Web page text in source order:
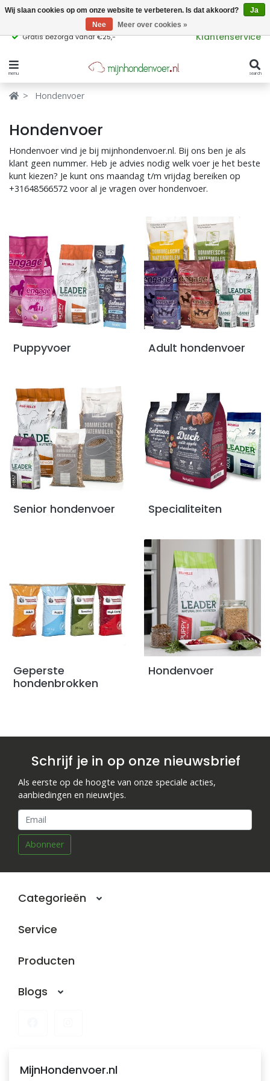
Gratis bezorgd vanaf €25,- Klantenservice
menu search
Verbergen
Hondenvoer
Kattenvoer
Snacks
Ingrediënten
Blogs
Advies
Inloggen
Verbergen
Populaire
glutenvrij hondenvoer graanvrij hondenvoer
Hondenvoer
Hondenvoer
Hondenvoer vind je bij mijnhondenvoer.nl. Bij ons ben je als
klant geen nummer. Heb je advies nodig welk voer je het beste
kunt kiezen? Je kunt ons maandag t/m vrijdag bereiken op
+31648566572 voor al je vragen over hondenvoer.
Puppyvoer Adult hondenvoer
Senior hondenvoer Specialiteiten
Geperste
hondenbrokken
Hondenvoer
Schrijf je in op onze nieuwsbrief
Als eerste op de hoogte van onze speciale acties,
aanbiedingen en nieuwtjes.
Abonneer
Categorieën
Service
Producten
Blogs
MijnHondenvoer.nl
Wij slaan cookies op om onze website te verbeteren. Is dat akkoord?
Ja
Nee
Meer over cookies »